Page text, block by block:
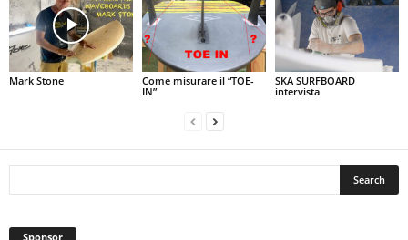
Mark Stone
Come misurare il “TOE-
IN”
SKA SURFBOARD
intervista
Sponsor